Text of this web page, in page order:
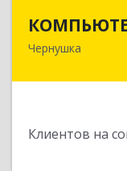
Чернушка
Клиентов на